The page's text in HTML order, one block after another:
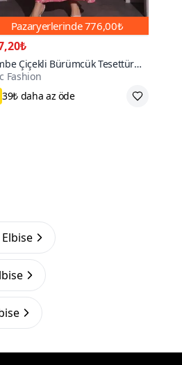
Pazaryerlerinde776,00₺
Çiçekli Bürümcük Tesettür
Fashion
40,42,44,46